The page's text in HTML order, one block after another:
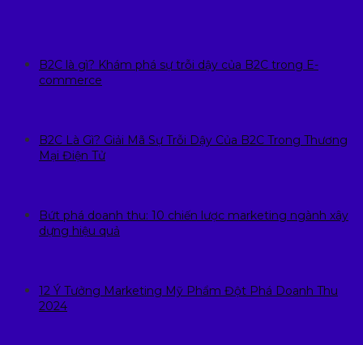
B2C là gì? Khám phá sự trỗi dậy của B2C trong E-
commerce
B2C Là Gì? Giải Mã Sự Trỗi Dậy Của B2C Trong Thương
Mại Điện Tử
Bứt phá doanh thu: 10 chiến lược marketing ngành xây
dựng hiệu quả
12 Ý Tưởng Marketing Mỹ Phẩm Đột Phá Doanh Thu
2024